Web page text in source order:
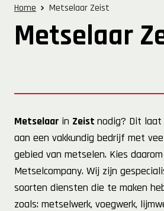
Home
Metselaar Zeist
Metselaar
Metselaar in Zeist nodig? Dit
aan een vakkundig bedrijf met
gebied van metselen. Kies
Metselcompany. Wij zijn
soorten diensten die te maken
zoals: metselwerk, voegwerk,